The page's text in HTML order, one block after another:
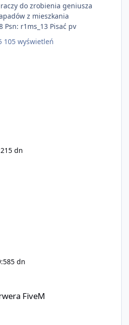
do zrobienia geniusza
z mieszkania
Psn: r1ms_13 Pisać pv
105 wyświetleń
5 dn
5 dn
FiveM